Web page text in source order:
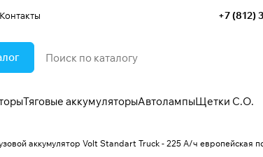
Контакты +7 (812)
Тяговые аккумуляторыАвтолампыЩетки С.О.
аккумулятор Volt Standart Truck - 225 А/ч европейская